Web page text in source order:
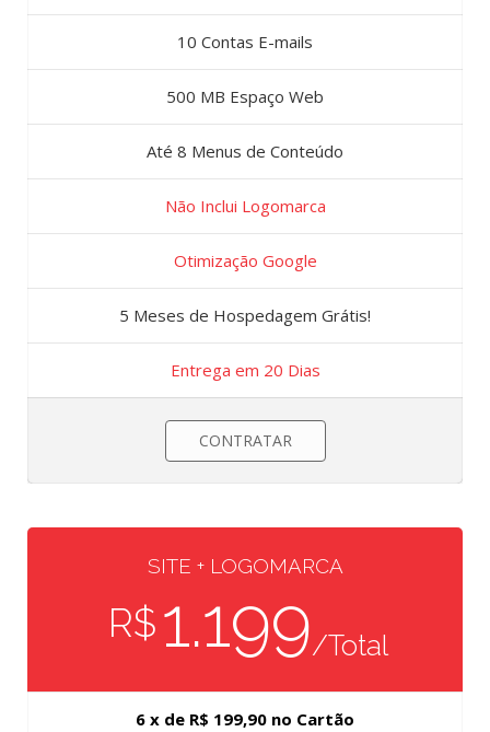
10 Contas E-mails
500 MB Espaço Web
Até 8 Menus de Conteúdo
Não Inclui Logomarca
Otimização Google
5 Meses de Hospedagem Grátis!
Entrega em 20 Dias
CONTRATAR
SITE + LOGOMARCA
R$1.199/Total
6 x de R$ 199,90 no Cartão